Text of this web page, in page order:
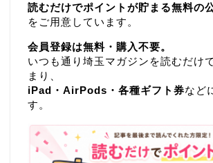
読むだけでポイントが貯まる無料の
をご用意しています。
会員登録は無料・購入不要。
いつも通り埼玉マガジンを読むだけ
まり、
iPad・AirPods・各種ギフト券など
す。